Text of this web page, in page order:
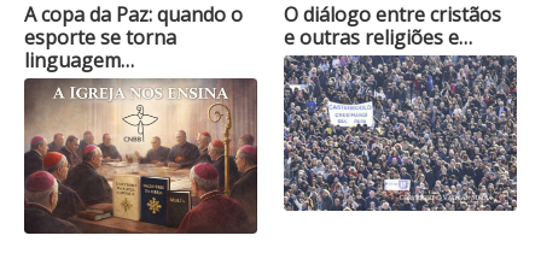
A copa da Paz: quando o
esporte se torna
linguagem…
O diálogo entre cristãos
e outras religiões e…